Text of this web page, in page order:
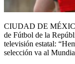
CIUDAD DE
de Fútbol de la
televisión estatal:
selección va al